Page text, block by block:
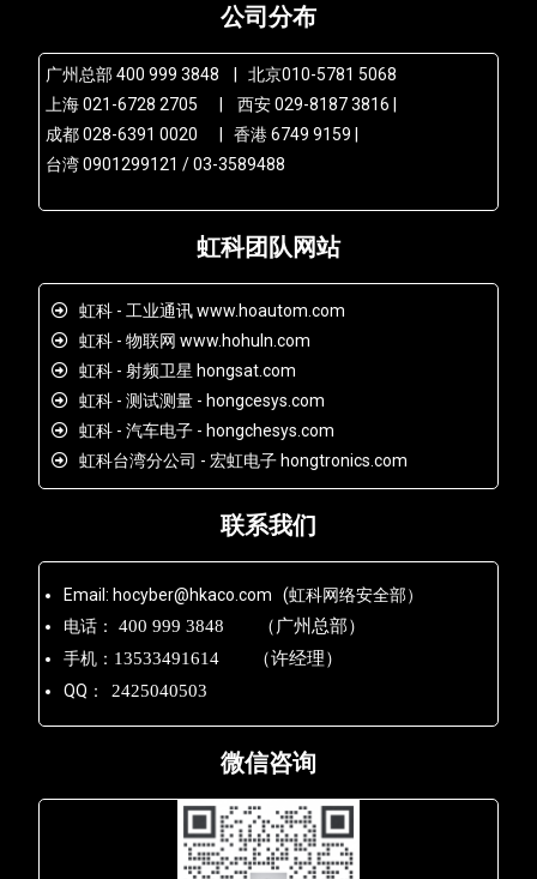
公司分布
广州总部 400 999 3848 | 北京010-5781 5068
上海 021-6728 2705 | 西安 029-8187 3816 |
成都 028-6391 0020 | 香港 6749 9159 |
台湾 0901299121 / 03-3589488
虹科团队网站
虹科 - 工业通讯 www.hoautom.com
虹科 - 物联网 www.hohuln.com
虹科 - 射频卫星 hongsat.com
虹科 - 测试测量 - hongcesys.com
虹科 - 汽车电子 - hongchesys.com
虹科台湾分公司 - 宏虹电子 hongtronics.com
联系我们
Email: hocyber@hkaco.com (虹科网络安全部）
电话：
400 999 3848 （广州总部）
手机： 13533491614 （许经理）
QQ： 2425040503
微信咨询